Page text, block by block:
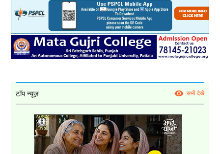
टॉप न्यूज़ सभी देखें